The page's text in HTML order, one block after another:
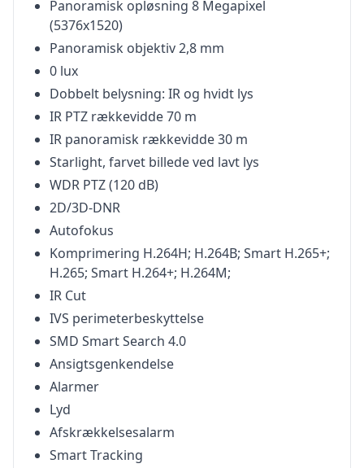
Panoramisk opløsning 8 Megapixel
(5376x1520)
Panoramisk objektiv 2,8 mm
0 lux
Dobbelt belysning: IR og hvidt lys
IR PTZ rækkevidde 70 m
IR panoramisk rækkevidde 30 m
Starlight, farvet billede ved lavt lys
WDR PTZ (120 dB)
2D/3D-DNR
Autofokus
Komprimering H.264H; H.264B; Smart H.265+;
H.265; Smart H.264+; H.264M;
IR Cut
IVS perimeterbeskyttelse
SMD Smart Search 4.0
Ansigtsgenkendelse
Alarmer
Lyd
Afskrækkelsesalarm
Smart Tracking